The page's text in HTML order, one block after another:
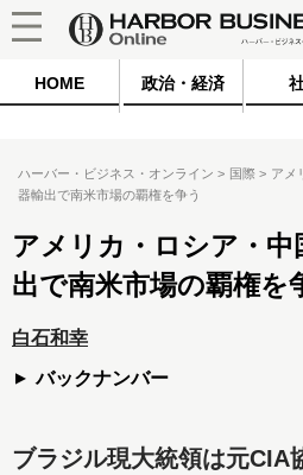
HOME 政治・経済
ハーバー・ビジネス・オンライン 国際
アメ
器輸出で南米市場の覇権を争う
アメリカ・ロシア・中
出で南米市場の覇権を
白石和幸
バックナンバー
ブラジル現大統領は元CIA